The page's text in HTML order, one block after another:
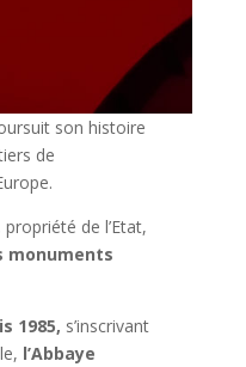
son histoire
de
de l’Etat,
monuments
1985, s’inscrivant
l’Abbaye